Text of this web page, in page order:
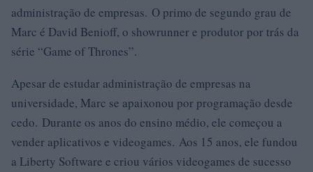
administração de empresas. O primo de segundo grau de
Marc é David Benioff, o showrunner e produtor por trás da
série “Game of Thrones”.
Apesar de estudar administração de empresas na
universidade, Marc se apaixonou por programação desde
cedo. Durante os anos do ensino médio, ele começou a
vender aplicativos e videogames. Aos 15 anos, ele fundou
a Liberty Software e criou vários videogames de sucesso